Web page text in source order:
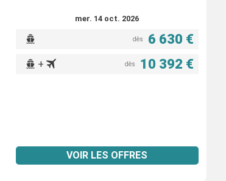
mer. 14 oct. 2026
dès 6 630 €
+ dès 10 392 €
VOIR LES OFFRES